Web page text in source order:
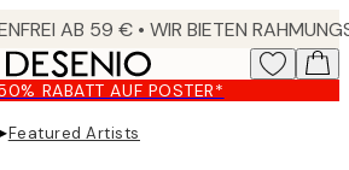
RABATT AUF POSTER*
Featured Artists